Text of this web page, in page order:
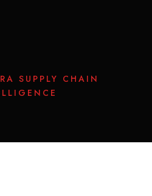
SUPPLY CHAIN